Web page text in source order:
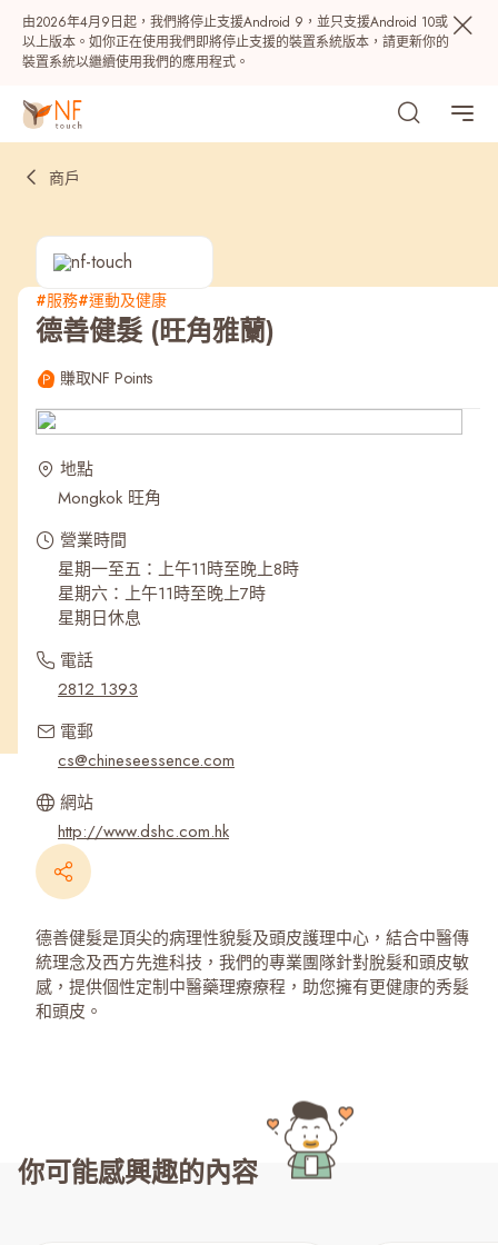
由2026年4月9日起，我們將停止支援Android 9，並只支援Android 10或
以上版本。如你正在使用我們即將停止支援的裝置系統版本，請更新你的
裝置系統以繼續使用我們的應用程式。
熱門
最近搜尋紀錄
商戶
#服務#運動及健康
德善健髮 (旺角雅蘭)
賺取NF Points
地點
Mongkok 旺角
營業時間
星期一至五：上午11時至晚上8時
星期六：上午11時至晚上7時
星期日休息
電話
2812 1393
電郵
cs@chineseessence.com
網站
http://www.dshc.com.hk
德善健髮是頂尖的病理性貌髮及頭皮護理中心，結合中醫傳
統理念及西方先進科技，我們的專業團隊針對脫髮和頭皮敏
感，提供個性定制中醫藥理療療程，助您擁有更健康的秀髮
和頭皮。
你可能感興趣的內容